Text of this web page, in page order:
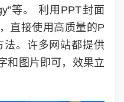
等。 利用PPT封面
直接使用高质量的P
法。许多网站都提供
和图片即可，效果立